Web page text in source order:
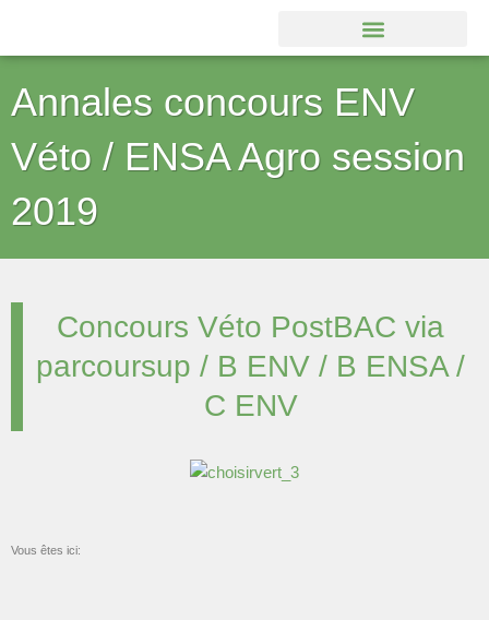
Annales concours ENV
Véto / ENSA Agro session
2019
Concours Véto PostBAC via
parcoursup / B ENV / B ENSA /
C ENV
Vous êtes ici: